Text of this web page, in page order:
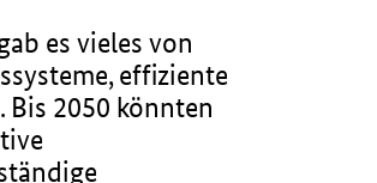
es vieles von
effiziente
2050 könnten